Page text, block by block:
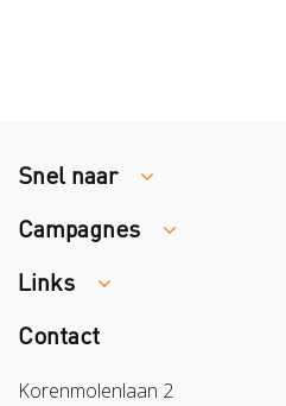
Snel naar
Traumaopvang
Melden van een arbeidsongeval
Campagnes
Week van de Teek
Veilig vrijwilligerswerk in het groen
Links
Colland
Sazas
Contact
Korenmolenlaan 2